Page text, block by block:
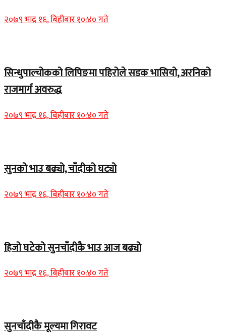
२०७९ भाद्र १६, बिहीबार १०:४० गते
सिन्धुपाल्चोकको लिपिङमा पहिरोले सडक भासियो, अरनिको
राजमार्ग अवरुद्ध
२०७९ भाद्र १६, बिहीबार १०:४० गते
सुनको भाउ बढ्यो, चाँदीको घट्यो
२०७९ भाद्र १६, बिहीबार १०:४० गते
हिजो घटेको सुनचाँदीकै भाउ आज बढ्यो
२०७९ भाद्र १६, बिहीबार १०:४० गते
सुनचाँदीकै मूल्यमा गिरावट